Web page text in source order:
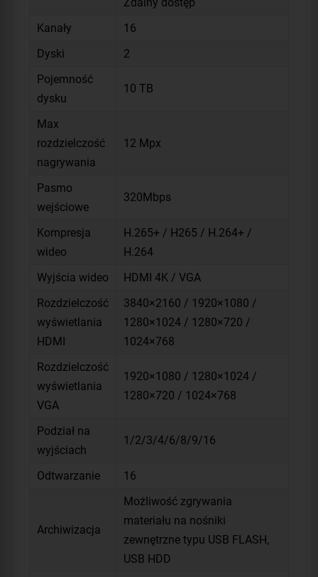
Zdalny dostęp
Kanały
16
Dyski
2
Pojemność
dysku
10 TB
Max
rozdzielczość
nagrywania
12 Mpx
Pasmo
wejściowe
320Mbps
Kompresja
wideo
H.265+ / H265 / H.264+ /
H.264
Wyjścia wideo
HDMI 4K / VGA
Rozdzielczość
wyświetlania
HDMI
3840×2160 / 1920×1080 /
1280×1024 / 1280×720 /
1024×768
Rozdzielczość
wyświetlania
VGA
1920×1080 / 1280×1024 /
1280×720 / 1024×768
Podział na
wyjściach
1/2/3/4/6/8/9/16
Odtwarzanie 16
Archiwizacja
Możliwość zgrywania
materiału na nośniki
zewnętrzne typu USB FLASH,
USB HDD